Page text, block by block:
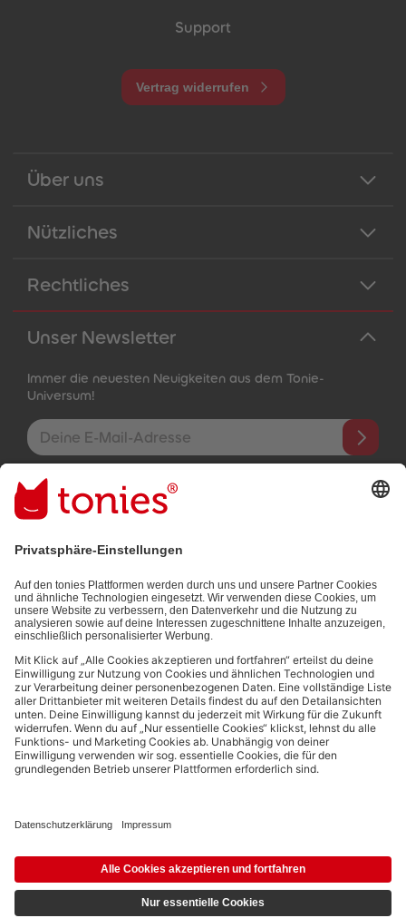
Support
Vertrag widerrufen
Über uns
Nützliches
Rechtliches
Unser Newsletter
Immer die neuesten Neuigkeiten aus dem Tonie-
Universum!
E-Mail-Addresse
Mit dem Absenden abonnierst du unseren E-Mail-Newsletter, der
auf den von dir bereitgestellten Informationen (z.B. Account-
informationen) und den von dir zu Werbezwecken bereitgestellten
Datenschutzbestimmungen.
Bezahlmethoden:
Links zu sozialen Netzwerken
Die Nutzung der Inhalte für Text- und Data-Mining von (generativen) KI
Zusammenhang ausdrücklich vorbehalten und daher verboten.